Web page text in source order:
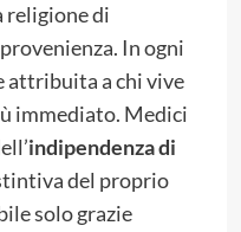
religione di
In ogni
attribuita a chi vive
immediato. Medici
indipendenza di
del proprio
solo grazie